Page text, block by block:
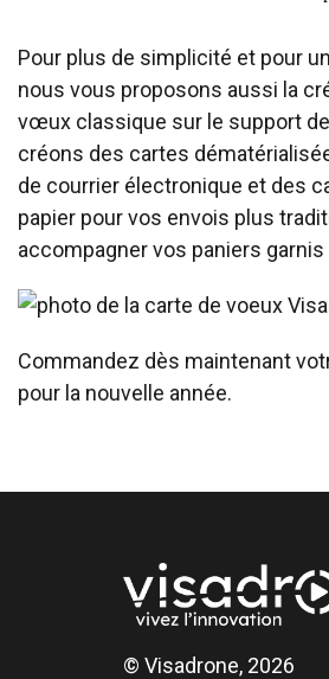
Pour plus de simplicité et pour
nous vous proposons aussi la
vœux classique sur le support
créons des cartes
de courrier électronique et des
papier pour vos envois plus
accompagner vos paniers garnis
Commandez dès maintenant
pour la nouvelle année.
© Visadrone, 2026